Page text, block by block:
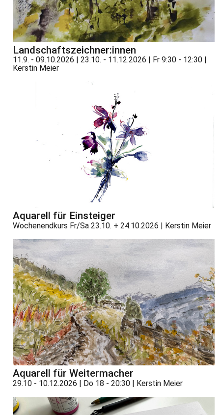
Landschaftszeichner:innen
11.9. - 09.10.2026 | 23.10. - 11.12.2026 | Fr 9:30 - 12:30 |
Kerstin Meier
Aquarell für Einsteiger
Wochenendkurs Fr/Sa 23.10. + 24.10.2026 | Kerstin Meier
Aquarell für Weitermacher
29.10 - 10.12.2026 | Do 18 - 20:30 | Kerstin Meier